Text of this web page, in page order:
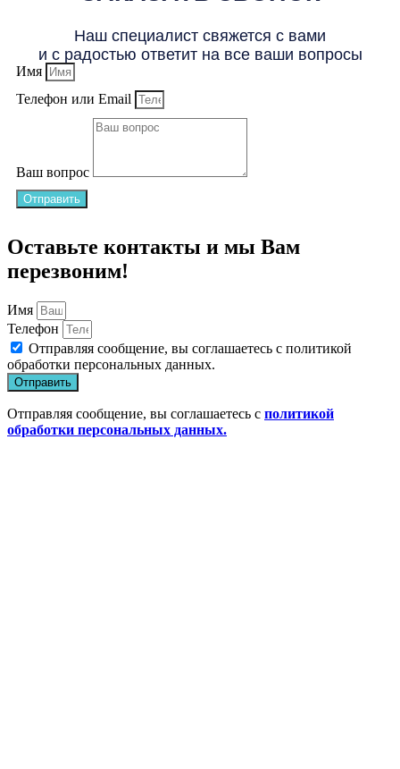
Наш специалист свяжется с вами
и с радостью ответит на все ваши вопросы
Имя
Телефон или Email
Ваш вопрос
Отправить
Оставьте контакты и мы Вам
перезвоним!
Имя
Телефон
Отправляя сообщение, вы соглашаетесь с политикой
обработки персональных данных.
Отправить
Отправляя сообщение, вы соглашаетесь с политикой
обработки персональных данных.